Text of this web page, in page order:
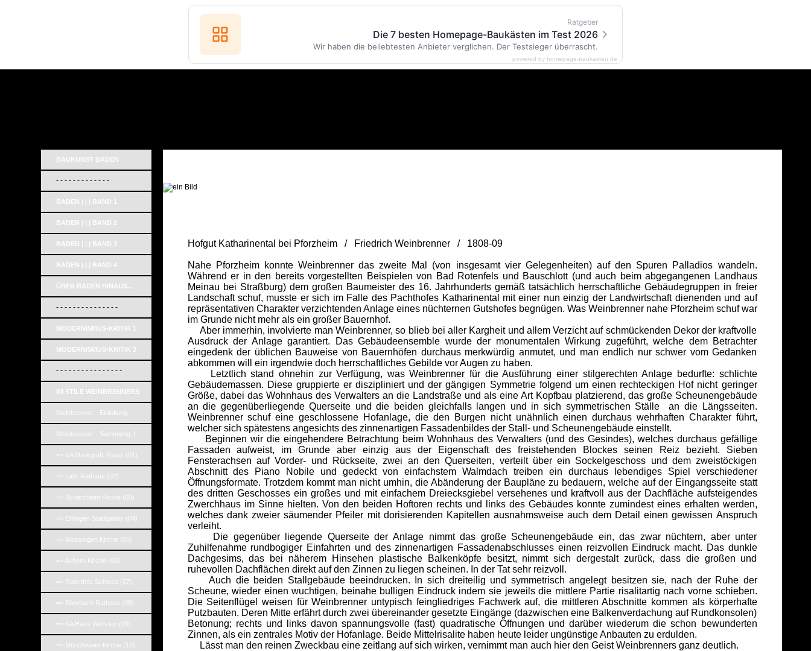
BAUKUNST BADEN
- - - - - - - - - - - - -
BADEN | | | BAND 1
BADEN | | | BAND 2
BADEN | | | BAND 3
BADEN | | | BAND 4
ÜBER BADEN HINAUS...
- - - - - - - - - - - - - - -
MODERNISMUS-KRITIK 1
MODERNISMUS-KRITIK 2
- - - - - - - - - - - - - - - -
IM STILE WEINBRENNERS
Weinbrenner - Einleitung
Weinbrenner - Sammlung 1
=> KA Markgräfl. Palais (01)
=> Lahr Rathaus (02)
=> Scherzheim Kirche (03)
=> Ettlingen Stadtpalais (04)
=> Wössingen Kirche (05)
=> Achern Kirche (06)
=> Rotenfels Schloss (07)
=> Eberbach Rathaus (08)
=> KA Haus Weltzien (09)
=> Münchweier Kirche (10)
Hofgut Katharinental bei Pforzheim / Friedrich Weinbrenner / 1808-09
Nahe Pforzheim konnte Weinbrenner das zweite Mal (von insgesamt vier Gelegenheiten) auf den Spuren Palladios wandeln.
Während er in den bereits vorgestellten Beispielen von Bad Rotenfels und Bauschlott (und auch beim abgegangenen Landhaus
Meinau bei Straßburg) dem großen Baumeister des 16. Jahrhunderts gemäß tatsächlich herrschaftliche Gebäudegruppen in freier
Landschaft schuf, musste er sich im Falle des Pachthofes Katharinental mit einer nun einzig der Landwirtschaft dienenden und auf
repräsentativen Charakter verzichtenden Anlage eines nüchternen Gutshofes begnügen. Was Weinbrenner nahe Pforzheim schuf war
im Grunde nicht mehr als ein großer Bauernhof.
Aber immerhin, involvierte man Weinbrenner, so blieb bei aller Kargheit und allem Verzicht auf schmückenden Dekor der kraftvolle
Ausdruck der Anlage garantiert. Das Gebäudeensemble wurde der monumentalen Wirkung zugeführt, welche dem Betrachter
eingedenk der üblichen Bauweise von Bauernhöfen durchaus merkwürdig anmutet, und man endlich nur schwer vom Gedanken
abkommen will ein irgendwie doch herrschaftliches Gebilde vor Augen zu haben.
Letztlich stand ohnehin zur Verfügung, was Weinbrenner für die Ausführung einer stilgerechten Anlage bedurfte: schlichte
Gebäudemassen. Diese gruppierte er diszipliniert und der gängigen Symmetrie folgend um einen rechteckigen Hof nicht geringer
Größe, dabei das Wohnhaus des Verwalters an die Landstraße und als eine Art Kopfbau platzierend, das große Scheunengebäude
an die gegenüberliegende Querseite und die beiden gleichfalls langen und in sich symmetrischen Ställe an die Längsseiten.
Weinbrenner schuf eine geschlossene Hofanlage, die den Burgen nicht unähnlich einen durchaus wehrhaften Charakter führt,
welcher sich spätestens angesichts des zinnenartigen Fassadenbildes der Stall- und Scheunengebäude einstellt.
Beginnen wir die eingehendere Betrachtung beim Wohnhaus des Verwalters (und des Gesindes), welches durchaus gefällige
Fassaden aufweist, im Grunde aber einzig aus der Eigenschaft des freistehenden Blockes seinen Reiz bezieht. Sieben
Fensterachsen auf Vorder- und Rückseite, zwei an den Querseiten, verteilt über ein Sockelgeschoss und dem zweistöckigen
Abschnitt des Piano Nobile und gedeckt von einfachstem Walmdach treiben ein durchaus lebendiges Spiel verschiedener
Öffnungsformate. Trotzdem kommt man nicht umhin, die Abänderung der Baupläne zu bedauern, welche auf der Eingangsseite statt
des dritten Geschosses ein großes und mit einfachem Dreiecksgiebel versehenes und kraftvoll aus der Dachfläche aufsteigendes
Zwerchhaus im Sinne hielten. Von den beiden Hoftoren rechts und links des Gebäudes konnte zumindest eines erhalten werden,
welches dank zweier säumender Pfeiler mit dorisierenden Kapitellen ausnahmsweise auch dem Detail einen gewissen Anspruch
verleiht.
Die gegenüber liegende Querseite der Anlage nimmt das große Scheunengebäude ein, das zwar nüchtern, aber unter
Zuhilfenahme rundbogiger Einfahrten und des zinnenartigen Fassadenabschlusses einen reizvollen Eindruck macht. Das dunkle
Dachgesims, das bei näherem Hinsehen plastische Balkenköpfe besitzt, nimmt sich dergestalt zurück, dass die großen und
ruhevollen Dachflächen direkt auf den Zinnen zu liegen scheinen. In der Tat sehr reizvoll.
Auch die beiden Stallgebäude beeindrucken. In sich dreiteilig und symmetrisch angelegt besitzen sie, nach der Ruhe der
Scheune, wieder einen wuchtigen, beinahe bulligen Eindruck indem sie jeweils die mittlere Partie risalitartig nach vorne schieben.
Die Seitenflügel weisen für Weinbrenner untypisch feingliedriges Fachwerk auf, die mittleren Abschnitte kommen als körperhafte
Putzbauten. Deren Mitte erfährt durch zwei übereinander gesetzte Eingänge (dazwischen eine Balkenverdachung auf Rundkonsolen)
Betonung; rechts und links davon spannungsvolle (fast) quadratische Öffnungen und darüber wiederum die schon bewunderten
Zinnen, als ein zentrales Motiv der Hofanlage. Beide Mittelrisalite haben heute leider ungünstige Anbauten zu erdulden.
Lässt man den reinen Zweckbau eine zeitlang auf sich wirken, vernimmt man auch hier den Geist Weinbrenners ganz deutlich.
Ratgeber
Die 7 besten Homepage-Baukästen im Test 2026
Wir haben die beliebtesten Anbieter verglichen. Der Testsieger überrascht.
powered by homepage-baukasten.de